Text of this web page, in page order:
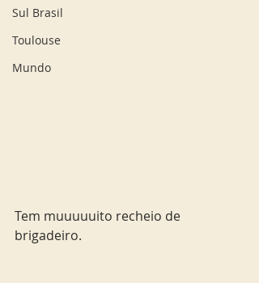
Sul Brasil
Toulouse
Mundo
Tem muuuuuito recheio de
brigadeiro.